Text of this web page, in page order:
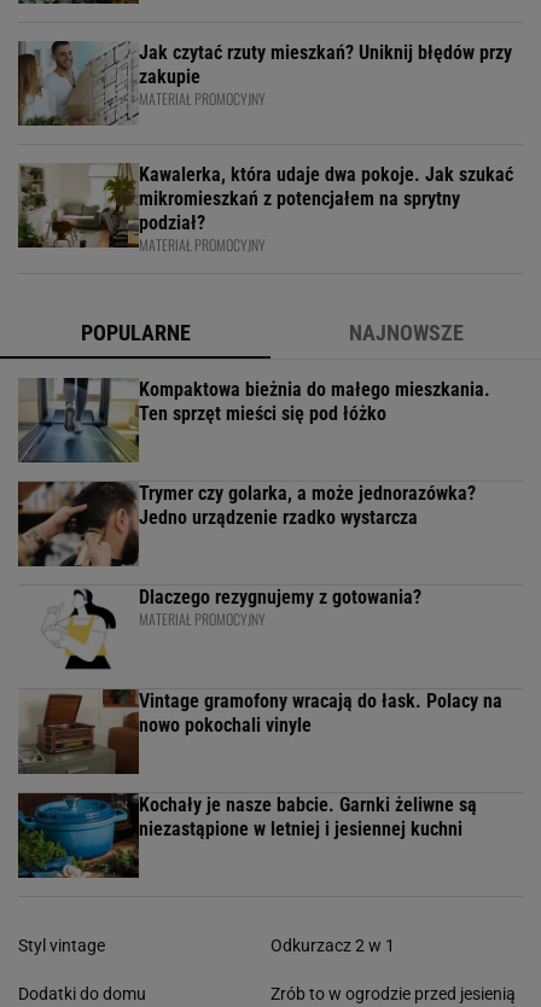
Jak czytać rzuty mieszkań? Uniknij błędów przy
zakupie
MATERIAŁ PROMOCYJNY
Kawalerka, która udaje dwa pokoje. Jak szukać
mikromieszkań z potencjałem na sprytny
podział?
MATERIAŁ PROMOCYJNY
POPULARNE NAJNOWSZE
Kompaktowa bieżnia do małego mieszkania.
Ten sprzęt mieści się pod łóżko
Trymer czy golarka, a może jednorazówka?
Jedno urządzenie rzadko wystarcza
Dlaczego rezygnujemy z gotowania?
MATERIAŁ PROMOCYJNY
Vintage gramofony wracają do łask. Polacy na
nowo pokochali vinyle
Kochały je nasze babcie. Garnki żeliwne są
niezastąpione w letniej i jesiennej kuchni
Styl vintage
Dodatki do domu
Odkurzacz 2 w 1
Zrób to w ogrodzie przed jesienią